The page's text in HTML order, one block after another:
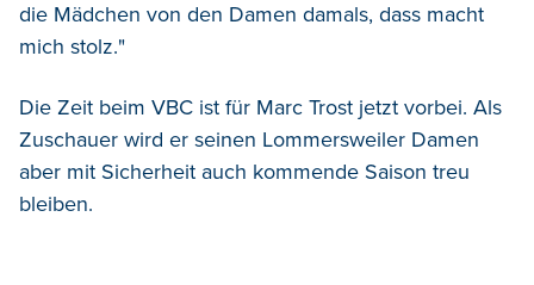
die Mädchen von den Damen damals, dass macht
mich stolz."
Die Zeit beim VBC ist für Marc Trost jetzt vorbei. Als
Zuschauer wird er seinen Lommersweiler Damen
aber mit Sicherheit auch kommende Saison treu
bleiben.